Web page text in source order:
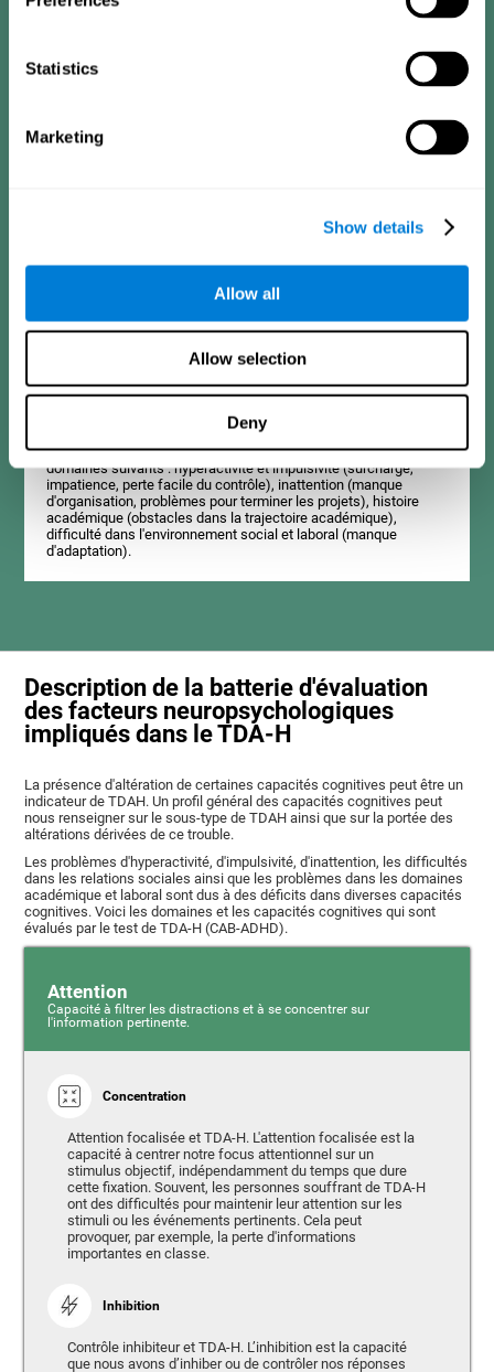
Statistics
Marketing
Show details
Allow all
Allow selection
Deny
Critères de diagnostic pour les adolescents de 13
répondre et qui peuvent être remplis par le tuteur ou le proche en
charge de l’évaluation. Le questionnaire contient des questions
concernant les domaines suivants : hyperactivité ou impulsivité
apprentissage et développement (difficultés académiques,
Critères de diagnostic pour les adultes
Cela consiste en une série d’items auxquels il est facile de
répondre et qui peuvent être remplis par le professionnel en
charge de l’évaluation ou par la personne qui réalise le test de
TDA-H. Le questionnaire contient des questions concernant les
domaines suivants : hyperactivité et impulsivité (surcharge,
impatience, perte facile du contrôle), inattention (manque
d'organisation, problèmes pour terminer les projets), histoire
académique (obstacles dans la trajectoire académique),
difficulté dans l'environnement social et laboral (manque
d'adaptation).
Description de la batterie d'évaluation
des facteurs neuropsychologiques
impliqués dans le TDA-H
La présence d'altération de certaines capacités cognitives peut être un
indicateur de TDAH. Un profil général des capacités cognitives peut
nous renseigner sur le sous-type de TDAH ainsi que sur la portée des
altérations dérivées de ce trouble.
Les problèmes d'hyperactivité, d'impulsivité, d'inattention, les difficultés
dans les relations sociales ainsi que les problèmes dans les domaines
académique et laboral sont dus à des déficits dans diverses capacités
cognitives. Voici les domaines et les capacités cognitives qui sont
évalués par le test de TDA-H (CAB-ADHD).
Attention
Capacité à filtrer les distractions et à se concentrer sur
l'information pertinente.
Concentration
Attention focalisée et TDA-H. L'attention focalisée est la
capacité à centrer notre focus attentionnel sur un
stimulus objectif, indépendamment du temps que dure
cette fixation. Souvent, les personnes souffrant de TDA-H
ont des difficultés pour maintenir leur attention sur les
stimuli ou les événements pertinents. Cela peut
provoquer, par exemple, la perte d'informations
importantes en classe.
Inhibition
Contrôle inhibiteur et TDA-H. L’inhibition est la capacité
que nous avons d’inhiber ou de contrôler nos réponses